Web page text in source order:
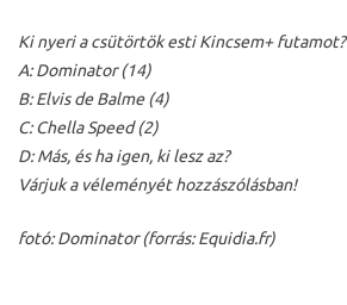
Ki nyeri a csütörtök esti Kincsem+ futamot?
A: Dominator (14)
B: Elvis de Balme (4)
C: Chella Speed (2)
D: Más, és ha igen, ki lesz az?
Várjuk a véleményét hozzászólásban!
fotó: Dominator (forrás: Equidia.fr)